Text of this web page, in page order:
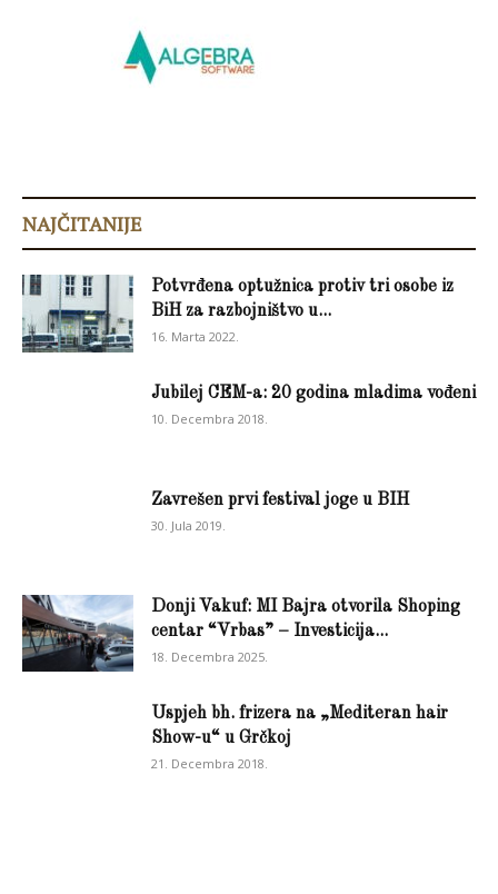
NAJČITANIJE
Potvrđena optužnica protiv tri osobe iz
BiH za razbojništvo u...
16. Marta 2022.
Jubilej CEM-a: 20 godina mladima vođeni
10. Decembra 2018.
Zavrešen prvi festival joge u BIH
30. Jula 2019.
Donji Vakuf: MI Bajra otvorila Shoping
centar “Vrbas” – Investicija...
18. Decembra 2025.
Uspjeh bh. frizera na „Mediteran hair
Show-u“ u Grčkoj
21. Decembra 2018.